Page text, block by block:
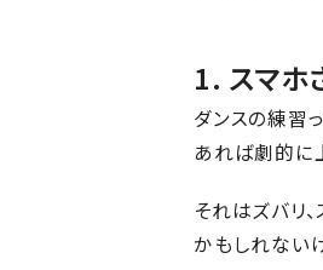
1. スマホ
ダンスの練習
あれば劇的に
それはズバリ
かもしれない